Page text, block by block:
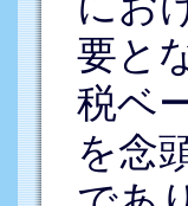
要と
税ベ
を念